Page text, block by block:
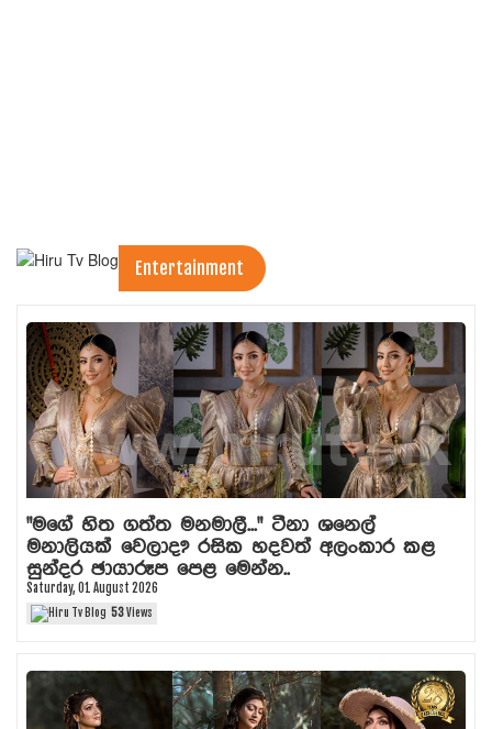
Entertainment
"මගේ හිත ගත්ත මනමාලී..." ටීනා ශනෙල්
මනාලියක් වෙලාද? රසික හදවත් අලංකාර කළ
සුන්දර ඡායාරූප පෙළ මෙන්න..
Saturday, 01 August 2026
53Views